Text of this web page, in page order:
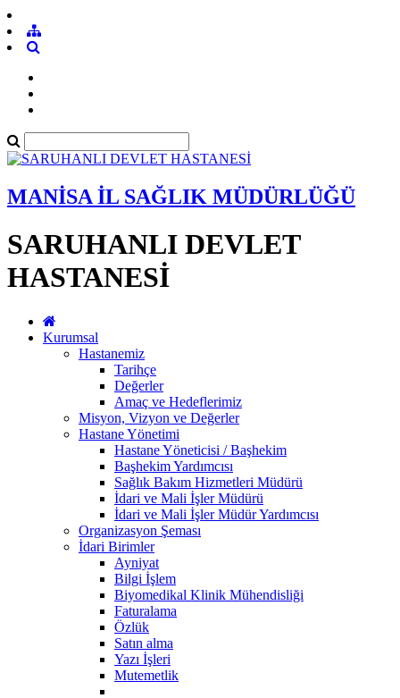
MANİSA İL SAĞLIK MÜDÜRLÜĞÜ
SARUHANLI DEVLET
HASTANESİ
Kurumsal
Hastanemiz
Tarihçe
Değerler
Amaç ve Hedeflerimiz
Misyon, Vizyon ve Değerler
Hastane Yönetimi
Hastane Yöneticisi / Başhekim
Başhekim Yardımcısı
Sağlık Bakım Hizmetleri Müdürü
İdari ve Mali İşler Müdürü
İdari ve Mali İşler Müdür Yardımcısı
Organizasyon Şeması
İdari Birimler
Ayniyat
Bilgi İşlem
Biyomedikal Klinik Mühendisliği
Faturalama
Özlük
Satın alma
Yazı İşleri
Mutemetlik